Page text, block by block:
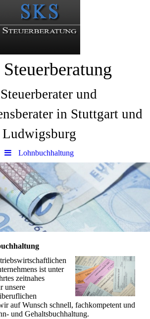
und
in Stuttgart und
Ludwigsburg
Lohnbuchhaltung
ist unter
zeitnahes
unsere
auf Wunsch schnell, fachkompetent und
und Gehaltsbuchhaltung.